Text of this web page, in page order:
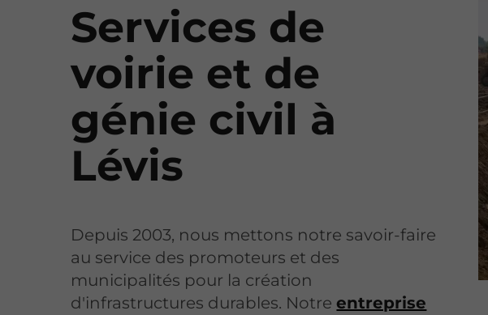
Services de
voirie et de
génie civil à
Lévis
Depuis 2003, nous mettons notre savoir-faire
au service des promoteurs et des
municipalités pour la création
d'infrastructures durables. Notreentreprise